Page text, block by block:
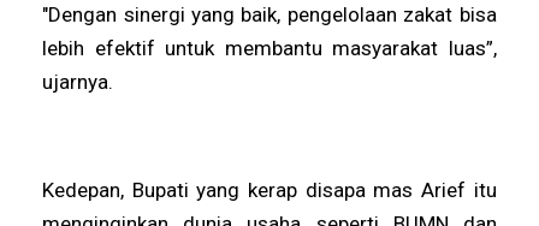
"Dengan sinergi yang baik, pengelolaan zakat bisa
lebih efektif untuk membantu masyarakat luas”,
ujarnya.
Kedepan, Bupati yang kerap disapa mas Arief itu